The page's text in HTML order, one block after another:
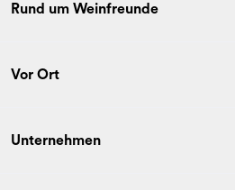
Rund um Weinfreunde
Vor Ort
Unternehmen